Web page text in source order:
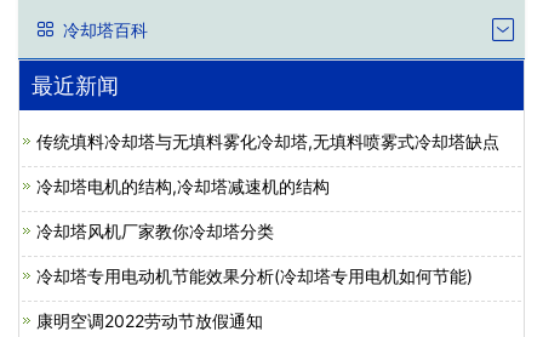
冷却塔百科
最近新闻
传统填料冷却塔与无填料雾化冷却塔,无填料喷雾式冷却塔缺点
冷却塔电机的结构,冷却塔减速机的结构
冷却塔风机厂家教你冷却塔分类
冷却塔专用电动机节能效果分析(冷却塔专用电机如何节能)
康明空调2022劳动节放假通知